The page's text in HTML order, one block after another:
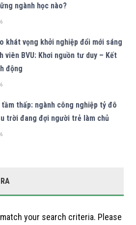
ngành học nào?
khát vọng khởi nghiệp đổi mới sáng
viên BVU: Khơi nguồn tư duy – Kết
động
tầm thấp: ngành công nghiệp tỷ đô
trời đang đợi người trẻ làm chủ
your search criteria. Please